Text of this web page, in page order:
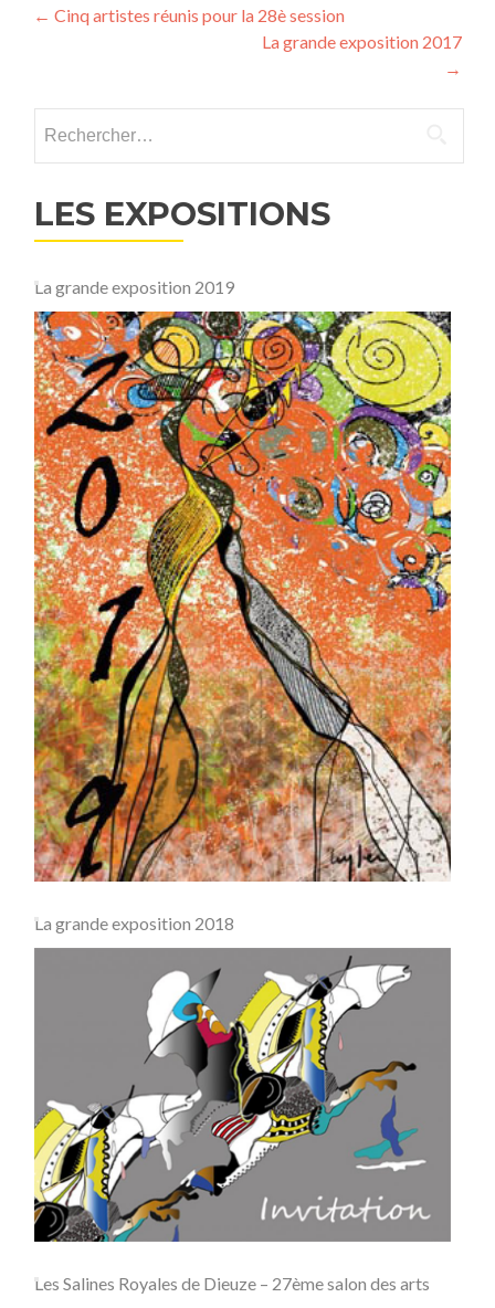
Navigation
articles
← Cinq artistes réunis pour la 28è session
La grande exposition 2017
→
LES EXPOSITIONS
La grande exposition 2019
La grande exposition 2018
Les Salines Royales de Dieuze – 27ème salon des arts